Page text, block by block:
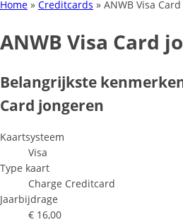
Home » Creditcards » ANWB Visa
ANWB Visa Card
Belangrijkste
Card jongeren
Kaartsysteem
Visa
Type kaart
Charge Creditcard
Jaarbijdrage
€ 16,00